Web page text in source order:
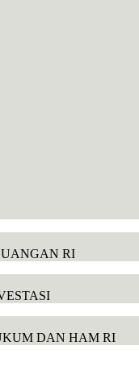
RI
DAN HAM RI